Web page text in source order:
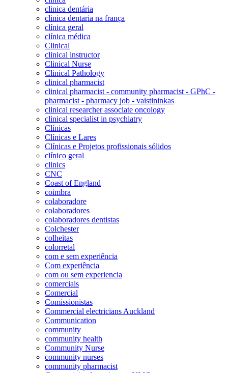
clinica dentária
clinica dentaria na frança
clínica geral
clínica médica
Clinical
clinical instructor
Clinical Nurse
Clinical Pathology
clinical pharmacist
clinical pharmacist - community pharmacist - GPhC -
pharmacist - pharmacy job - vaistininkas
clinical researcher associate oncology
clinical specialist in psychiatry
Clínicas
Clínicas e Lares
Clínicas e Projetos profissionais sólidos
clínico geral
clinics
CNC
Coast of England
coimbra
colaboradore
colaboradores
colaboradores dentistas
Colchester
colheitas
colorretal
com e sem experiência
Com experiência
com ou sem experiencia
comerciais
Comercial
Comissionistas
Commercial electricians Auckland
Communication
community
community health
Community Nurse
community nurses
community pharmacist